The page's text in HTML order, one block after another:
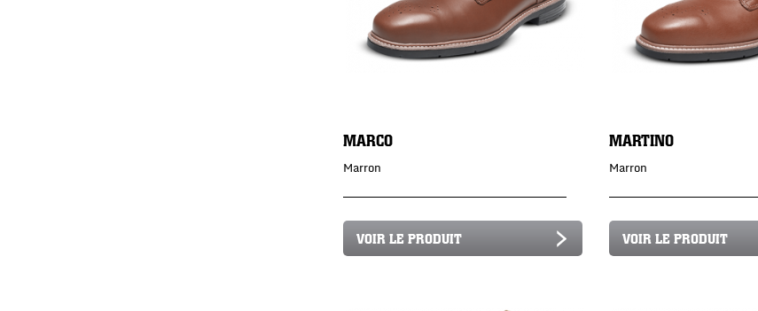
MARCO
Marron
VOIR LE PRODUIT
MARTINO
Marron
VOIR LE PRODUIT